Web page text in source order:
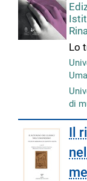
Lo
di
Il